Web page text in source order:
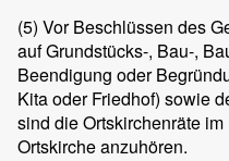
(5) Vor Beschlüssen des
auf Grundstücks-, Bau-,
Beendigung oder
Kita oder Friedhof) sowie
sind die Ortskirchenräte
Ortskirche anzuhören.